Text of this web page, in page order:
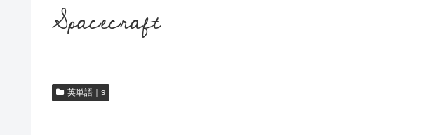
Spacecraft
英単語｜s